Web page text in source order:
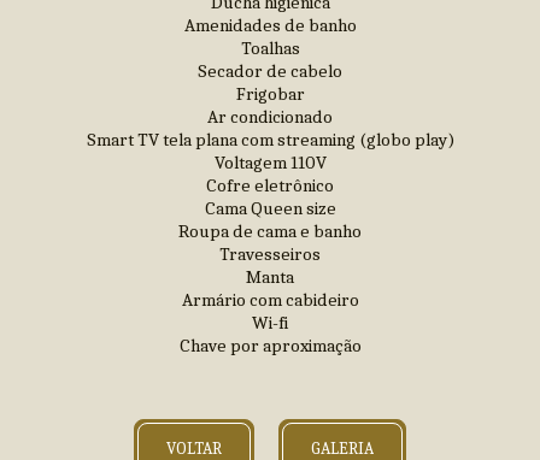
Amenidades de banho
Toalhas
Secador de cabelo
Frigobar
Ar condicionado
Smart TV tela plana com streaming (globo play)
Voltagem 110V
Cofre eletrônico
Cama Queen size
Roupa de cama e banho
Travesseiros
Manta
Armário com cabideiro
Wi-fi
Chave por aproximação
VOLTAR GALERIA